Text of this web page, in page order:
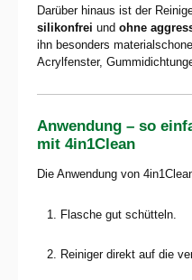
Darüber hinaus ist der
silikonfrei und ohne
ihn besonders
Acrylfenster,
Anwendung – so
mit 4in1Clean
Die Anwendung von
Flasche gut schütteln.
Reiniger direkt auf die